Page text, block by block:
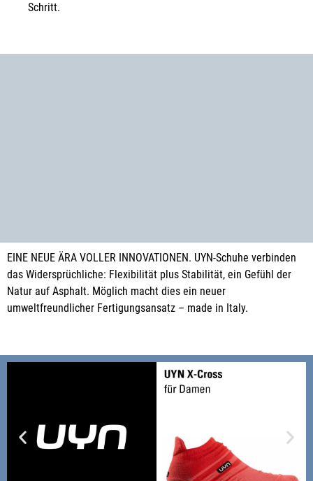
Schritt.
EINE NEUE ÄRA VOLLER INNOVATIONEN. UYN-Schuhe verbinden
das Widersprüchliche: Flexibilität plus Stabilität, ein Gefühl der
Natur auf Asphalt. Möglich macht dies ein neuer
umweltfreundlicher Fertigungsansatz – made in Italy.